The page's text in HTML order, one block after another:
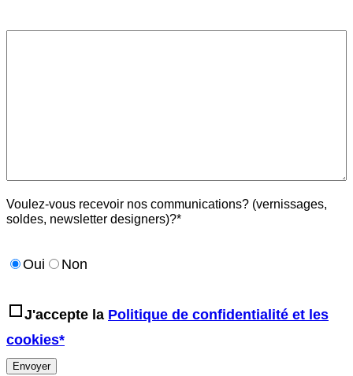
Voulez-vous recevoir nos communications? (vernissages,
soldes, newsletter designers)?*
Oui Non
J'accepte la Politique de confidentialité et les
cookies*